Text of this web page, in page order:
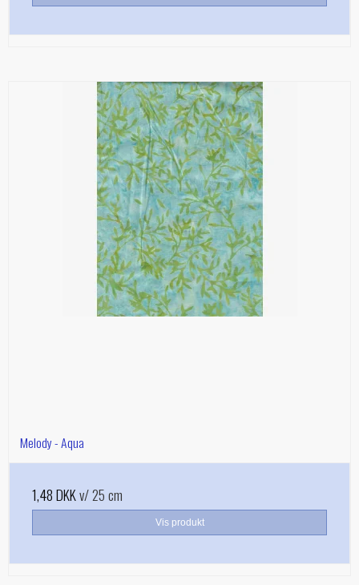
Melody - Aqua
1,48 DKKv/ 25 cm
Vis produkt